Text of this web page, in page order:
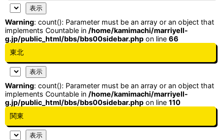
Warning: count(): Parameter must be an array or an object that
implements Countable in /home/kamimachi/marriyell-
g.jp/public_html/bbs/bbs00sidebar.php on line 66
東北
Warning: count(): Parameter must be an array or an object that
implements Countable in /home/kamimachi/marriyell-
g.jp/public_html/bbs/bbs00sidebar.php on line 110
関東